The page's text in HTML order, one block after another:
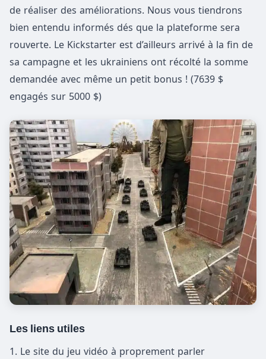
de réaliser des améliorations. Nous vous tiendrons
bien entendu informés dés que la plateforme sera
rouverte. Le Kickstarter est d’ailleurs arrivé à la fin de
sa campagne et les ukrainiens ont récolté la somme
demandée avec même un petit bonus ! (7639 $
engagés sur 5000 $)
Les liens utiles
1. Le site du jeu vidéo à proprement parler